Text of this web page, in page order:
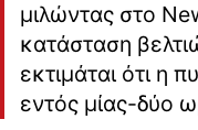
μιλώντας στο
κατάσταση
εκτιμάται ότι η
εντός μίας-δύο